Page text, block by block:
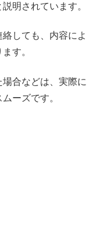
明されています。
しても、内容によ
す。
合などは、実際に
ーズです。